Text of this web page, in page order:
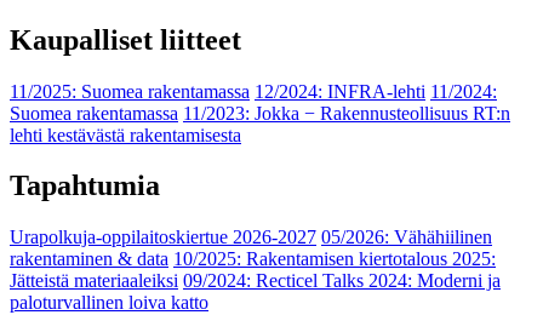
Kaupalliset liitteet
11/2025: Suomea rakentamassa 12/2024: INFRA-lehti 11/2024:
Suomea rakentamassa 11/2023: Jokka − Rakennusteollisuus RT:n
lehti kestävästä rakentamisesta
Tapahtumia
Urapolkuja-oppilaitoskiertue 2026-2027 05/2026: Vähähiilinen
rakentaminen & data 10/2025: Rakentamisen kiertotalous 2025:
Jätteistä materiaaleiksi 09/2024: Recticel Talks 2024: Moderni ja
paloturvallinen loiva katto